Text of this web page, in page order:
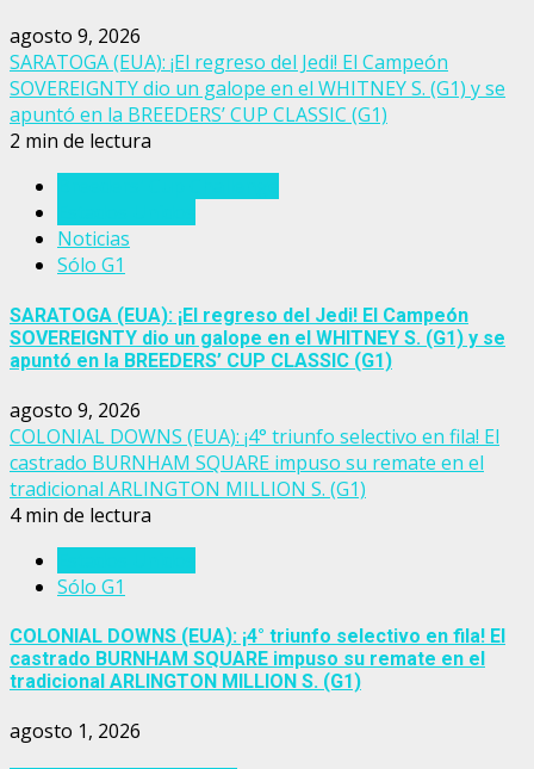
agosto 9, 2026
SARATOGA (EUA): ¡El regreso del Jedi! El Campeón
SOVEREIGNTY dio un galope en el WHITNEY S. (G1) y se
apuntó en la BREEDERS’ CUP CLASSIC (G1)
2 min de lectura
Noticias
Sólo G1
SARATOGA (EUA): ¡El regreso del Jedi! El Campeón
SOVEREIGNTY dio un galope en el WHITNEY S. (G1) y se
apuntó en la BREEDERS’ CUP CLASSIC (G1)
agosto 9, 2026
COLONIAL DOWNS (EUA): ¡4° triunfo selectivo en fila! El
castrado BURNHAM SQUARE impuso su remate en el
tradicional ARLINGTON MILLION S. (G1)
4 min de lectura
Sólo G1
COLONIAL DOWNS (EUA): ¡4° triunfo selectivo en fila! El
castrado BURNHAM SQUARE impuso su remate en el
tradicional ARLINGTON MILLION S. (G1)
agosto 1, 2026